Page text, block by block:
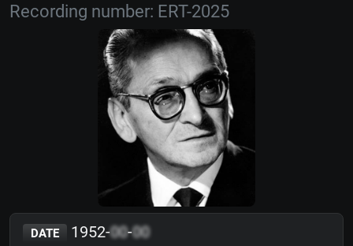
Recording number: ERT-2025
DATE 1952-00-00